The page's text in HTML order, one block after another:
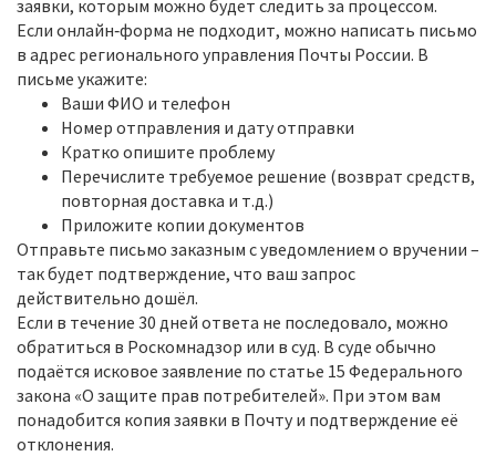
заявки, которым можно будет следить за процессом.
Если онлайн‑форма не подходит, можно написать письмо
в адрес регионального управления Почты России. В
письме укажите:
Ваши ФИО и телефон
Номер отправления и дату отправки
Кратко опишите проблему
Перечислите требуемое решение (возврат средств,
повторная доставка и т.д.)
Приложите копии документов
Отправьте письмо заказным с уведомлением о вручении –
так будет подтверждение, что ваш запрос
действительно дошёл.
Если в течение 30 дней ответа не последовало, можно
обратиться в Роскомнадзор или в суд. В суде обычно
подаётся исковое заявление по статье 15 Федерального
закона «О защите прав потребителей». При этом вам
понадобится копия заявки в Почту и подтверждение её
отклонения.